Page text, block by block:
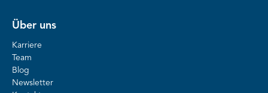
Über uns
Karriere
Team
Blog
Newsletter